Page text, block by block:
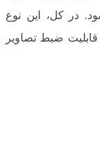
در کل، این نوع
ضبط تصاویر